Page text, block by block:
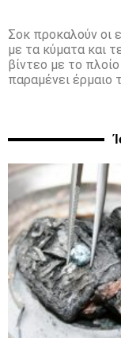
Σοκ προκαλούν οι
με τα κύματα και
βίντεο με το
παραμένει έρμαιο